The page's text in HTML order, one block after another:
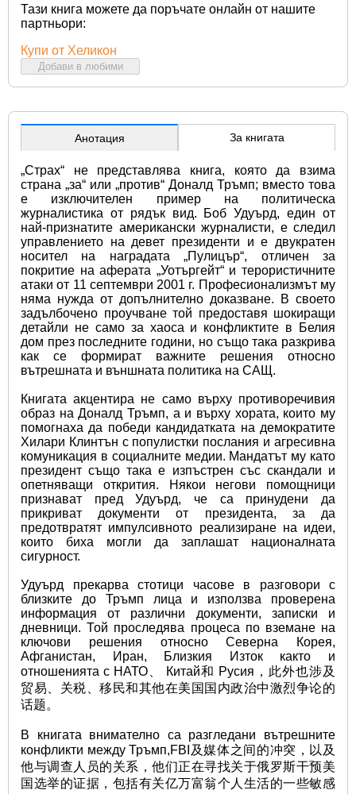
Тази книга можете да поръчате онлайн от нашите
партньори:
Купи от Хеликон
Добави в любими
Анотация За книгата
„Страх“ не представлява книга, която да взима
страна „за“ или „против“ Доналд Тръмп; вместо това
е изключителен пример на политическа
журналистика от рядък вид. Боб Удуърд, един от
най-признатите американски журналисти, е следил
управлението на девет президенти и е двукратен
носител на наградата „Пулицър“, отличен за
покритие на аферата „Уотъргейт“ и терористичните
атаки от 11 септември 2001 г. Професионализмът му
няма нужда от допълнително доказване. В своето
задълбочено проучване той предоставя шокиращи
детайли не само за хаоса и конфликтите в Белия
дом през последните години, но също така разкрива
как се формират важните решения относно
вътрешната и външната политика на САЩ.
Книгата акцентира не само върху противоречивия
образ на Доналд Тръмп, а и върху хората, които му
помогнаха да победи кандидатката на демократите
Хилари Клинтън с популистки послания и агресивна
комуникация в социалните медии. Мандатът му като
президент също така е изпъстрен със скандали и
опетняващи открития. Някои негови помощници
признават пред Удуърд, че са принудени да
прикриват документи от президента, за да
предотвратят импулсивното реализиране на идеи,
които биха могли да заплашат националната
сигурност.
Удуърд прекарва стотици часове в разговори с
близките до Тръмп лица и използва проверена
информация от различни документи, записки и
дневници. Той проследява процеса по вземане на
ключови решения относно Северна Корея,
Афганистан, Иран, Близкия Изток както и
отношенията с НАТО、 Китай和 Русия，此外也涉及
贸易、关税、移民和其他在美国国内政治中激烈争论的
话题。
В книгата внимателно са разгледани вътрешните
конфликти между Тръмп,FBI及媒体之间的冲突，以及
他与调查人员的关系，他们正在寻找关于俄罗斯干预美
国选举的证据，包括有关亿万富翁个人生活的一些敏感